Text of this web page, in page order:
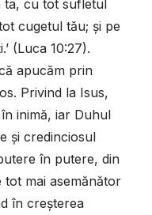
ta, cu tot sufletul
cugetul tău; și pe
(Luca 10:27).
apucăm prin
Privind la Isus,
inimă, iar Duhul
și credinciosul
în putere, din
mai asemănător
în creșterea